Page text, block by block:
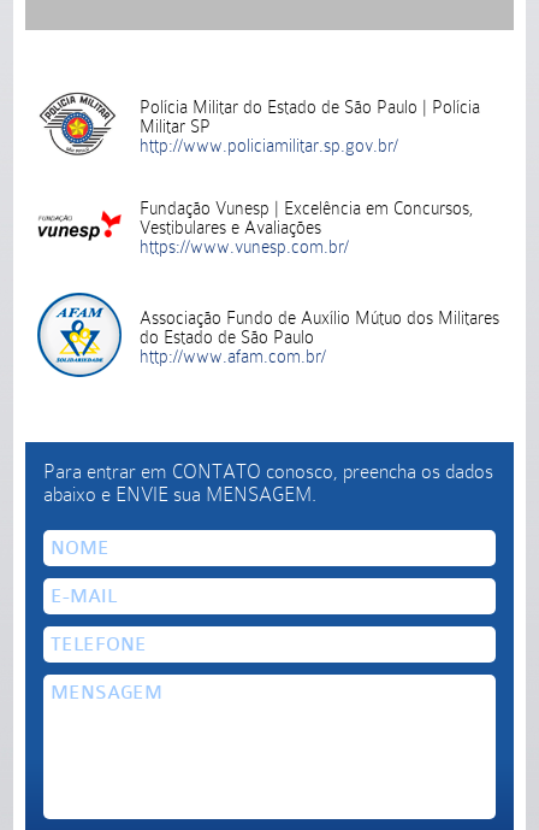
Polícia Militar do Estado de São Paulo | Polícia
Militar SP
http://www.policiamilitar.sp.gov.br/
Fundação Vunesp | Excelência em Concursos,
Vestibulares e Avaliações
https://www.vunesp.com.br/
Associação Fundo de Auxílio Mútuo dos Militares
do Estado de São Paulo
http://www.afam.com.br/
Para entrar em CONTATO conosco, preencha os dados
abaixo e ENVIE sua MENSAGEM.